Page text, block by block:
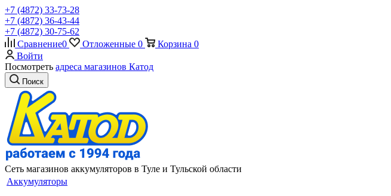
+7 (4872) 33-73-28
+7 (4872) 36-43-44
+7 (4872) 30-75-62
Сравнение0 Отложенные 0 Корзина 0
Войти
Посмотреть адреса магазинов Катод
Поиск
Сеть магазинов аккумуляторов в Туле и Тульской области
Аккумуляторы